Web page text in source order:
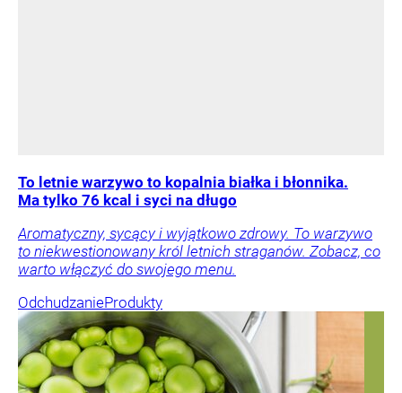
To letnie warzywo to kopalnia białka i błonnika.
Ma tylko 76 kcal i syci na długo
Aromatyczny, sycący i wyjątkowo zdrowy. To warzywo
to niekwestionowany król letnich straganów. Zobacz, co
warto włączyć do swojego menu.
OdchudzanieProdukty